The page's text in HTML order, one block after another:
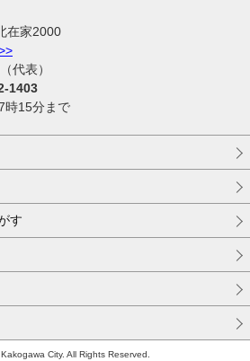
在家2000
（代表）
1403
時15分まで
す
City. All Rights Reserved.